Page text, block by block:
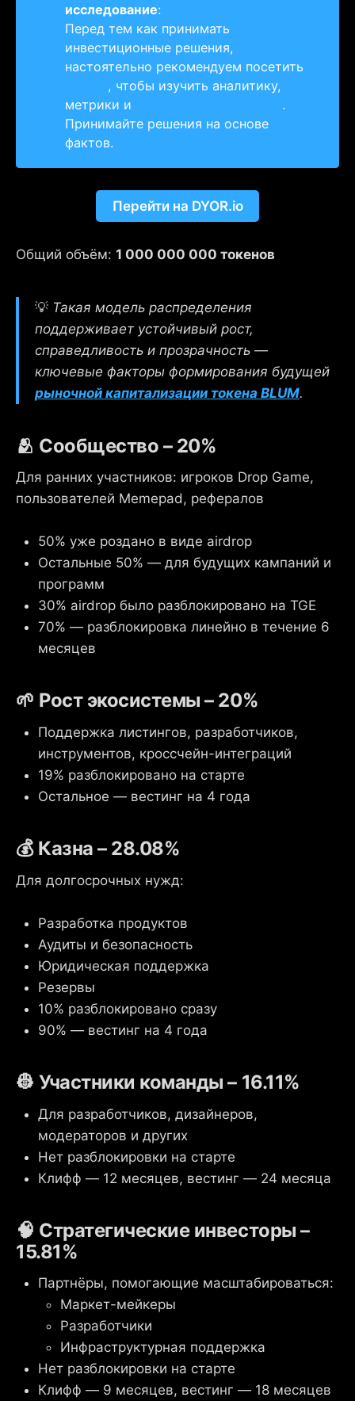
исследование:
Перед тем как принимать
инвестиционные решения,
настоятельно рекомендуем посетить
, чтобы изучить аналитику,
метрики и
.
Принимайте решения на основе
фактов.
Перейти на DYOR.io
Общий объём: 1 000 000 000 токенов
💡 Такая модель распределения
поддерживает устойчивый рост,
справедливость и прозрачность —
ключевые факторы формирования будущей
рыночной капитализации токена BLUM.
🫂 Сообщество – 20%
Для ранних участников: игроков Drop Game,
пользователей Memepad, рефералов
50% уже роздано в виде airdrop
Остальные 50% — для будущих кампаний и
программ
30% airdrop было разблокировано на TGE
70% — разблокировка линейно в течение 6
месяцев
🌱 Рост экосистемы – 20%
Поддержка листингов, разработчиков,
инструментов, кроссчейн-интеграций
19% разблокировано на старте
Остальное — вестинг на 4 года
💰 Казна – 28.08%
Для долгосрочных нужд:
Разработка продуктов
Аудиты и безопасность
Юридическая поддержка
Резервы
10% разблокировано сразу
90% — вестинг на 4 года
👷 Участники команды – 16.11%
Для разработчиков, дизайнеров,
модераторов и других
Нет разблокировки на старте
Клифф — 12 месяцев, вестинг — 24 месяца
🧠 Стратегические инвесторы –
15.81%
Партнёры, помогающие масштабироваться:
Маркет-мейкеры
Разработчики
Инфраструктурная поддержка
Нет разблокировки на старте
Клифф — 9 месяцев, вестинг — 18 месяцев